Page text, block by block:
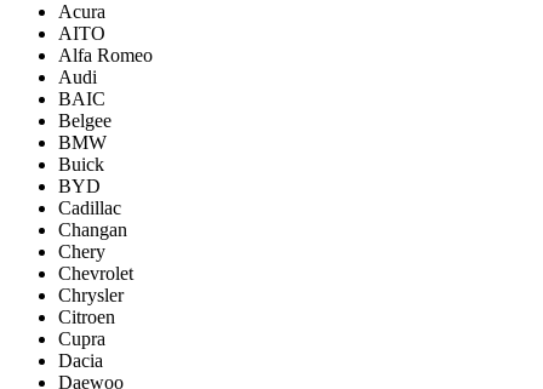
Acura
AITO
Alfa Romeo
Audi
BAIC
Belgee
BMW
Buick
BYD
Cadillac
Changan
Chery
Chevrolet
Chrysler
Citroen
Cupra
Dacia
Daewoo